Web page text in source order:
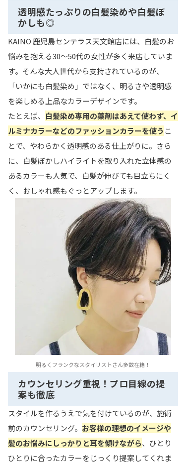
透明感たっぷりの白髪染めや白髪ぼ
かしも◎
KAINO 鹿児島センテラス天文館店には、白髪のお
悩みを抱える30〜50代の女性が多く来店していま
す。そんな大人世代から支持されているのが、
「いかにも白髪染め」ではなく、明るさや透明感
を楽しめる上品なカラーデザインです。
たとえば、 白髪染め専用の薬剤はあえて使わず、イ
ルミナカラーなどのファッションカラーを使う こ
とで、やわらかく透明感のある仕上がりに。さら
に、白髪ぼかしハイライトを取り入れた立体感の
あるカラーも人気で、白髪が伸びても目立ちにく
く、おしゃれ感もぐっとアップします。
明るくフランクなスタイリストさん多数在籍！
カウンセリング重視！プロ目線の提
案も徹底
スタイルを作るうえで気を付けているのが、施術
前のカウンセリング。 お客様の理想のイメージや
髪のお悩みにしっかりと耳を傾けながら、ひとり
ひとりに合ったカラーをじっくり提案してくれま